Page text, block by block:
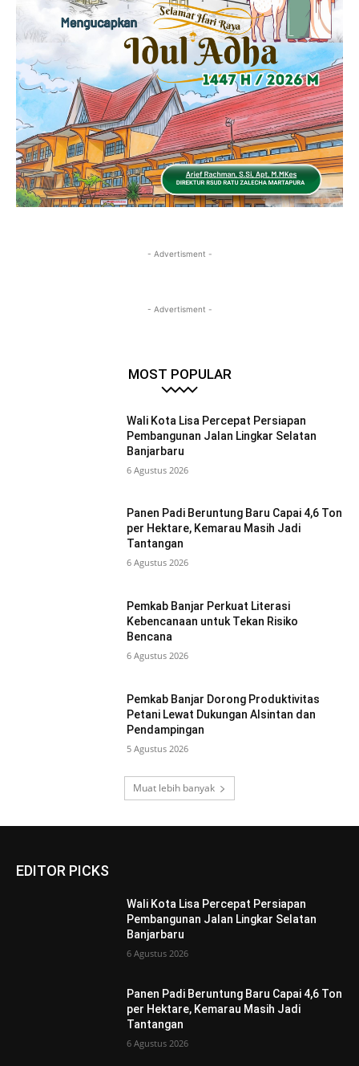
- Advertisment -
- Advertisment -
MOST POPULAR
Wali Kota Lisa Percepat Persiapan
Pembangunan Jalan Lingkar Selatan
Banjarbaru
6 Agustus 2026
Panen Padi Beruntung Baru Capai 4,6 Ton
per Hektare, Kemarau Masih Jadi
Tantangan
6 Agustus 2026
Pemkab Banjar Perkuat Literasi
Kebencanaan untuk Tekan Risiko
Bencana
6 Agustus 2026
Pemkab Banjar Dorong Produktivitas
Petani Lewat Dukungan Alsintan dan
Pendampingan
5 Agustus 2026
Muat lebih banyak
EDITOR PICKS
Wali Kota Lisa Percepat Persiapan
Pembangunan Jalan Lingkar Selatan
Banjarbaru
6 Agustus 2026
Panen Padi Beruntung Baru Capai 4,6 Ton
per Hektare, Kemarau Masih Jadi
Tantangan
6 Agustus 2026